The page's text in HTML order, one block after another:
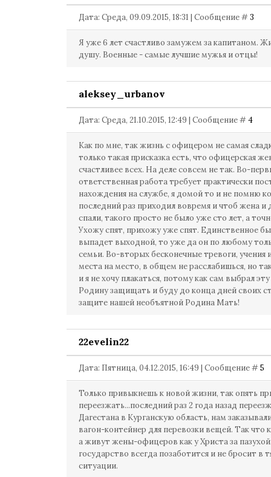
Дата: Среда, 09.09.2015, 18:31 | Сообщение #3
Я уже 6 лет счастливо замужем за капитаном.
душу. Военные - самые лучшие мужья и отцы!
aleksey_urbanov
Дата: Среда, 21.10.2015, 12:49 | Сообщение #4
Как по мне, так жизнь с офицером не самая
только такая присказка есть, что офицерская
счастливее всех. На деле совсем не так. Во-
ответственная работа требует практически
нахождения на службе, я домой то и не помню
последний раз приходил вовремя и чтоб жена и
спали, такого просто не было уже сто лет, а
Ухожу спят, прихожу уже спят. Единственное
выпадет выходной, то уже да он по любому
семьи. Во-вторых бесконечные тревоги, учения
места на место, в общем не расслабишься, но
и я не хочу плакаться, потому как сам выбрал
Родину защищать и буду до конца дней своих
защите нашей необъятной Родина Мать!
22evelin22
Дата: Пятница, 04.12.2015, 16:49 | Сообщение #5
Только привыкнешь к новой жизни, так опять
переезжать...последний раз 2 года назад
Дагестана в Курганскую область, нам
вагон-контейнер для перевозки вещей. Так что
а живут жены-офицеров как у Христа за
государство всегда позаботится и не бросит в
ситуации.